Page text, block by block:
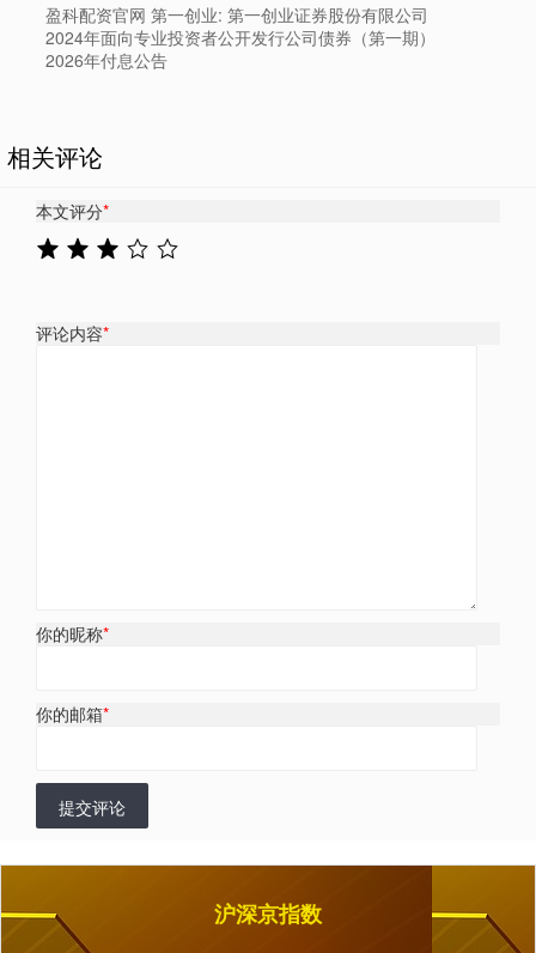
盈科配资官网 第一创业: 第一创业证券股份有限公司
2024年面向专业投资者公开发行公司债券（第一期）
2026年付息公告
相关评论
本文评分*
评论内容*
你的昵称*
你的邮箱*
提交评论
沪深京指数